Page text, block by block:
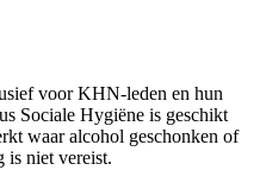
voor KHN-leden en hun
Sociale Hygiëne is geschikt
waar alcohol geschonken of
is niet vereist.